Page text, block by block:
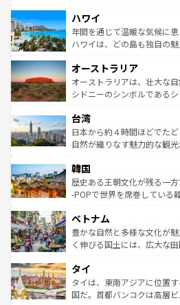
ば市内交通費無料で観光を楽しむ
着のスイス情報はコンテンツ
のような巨大都市は、観光、
ンメントが詰まった刺激的
西部には大自然が広がり、
部のニューオーリンズでは、
文化が魅力。旅行者はアメ
しみながら、その多様性と
ならではの贅沢な旅のスタイルだ。 なお、新着
情報はコンテンツ一覧を参
ハワイ
年間を通じて温暖な気候に
ハワイは、どの島も独自の
ワイ島は見逃せない。また、
島だが、静かな自然を求め
おすすめ。エメラルドグリ
れるおもてなしの心で訪れ
人々、おいしいローカルフ
ク、伝統的なフラダンスな
ワイを、存分に味わってほしい。 なお、新着のハワ
はコンテンツ一覧を参照し
オーストラリア
オーストラリアは、壮大な
シドニーのシンボルである
リアリーフや大陸中央部にそ
ク）、タスマニアの美しい
ど、見どころがたくさん。
いる。アクティビティも充実
ビング、ハイキングなど、
い。オーストラリアの多彩
参照してほしい。
台湾
日本から約４時間ほどでた
自然が織りなす魅力的な観
ン）、静ひつな山岳地帯であ
と山間の静けさが共存して
驚きをもたらしてくれる。
容にもいいと評判のスイーツ
が味わえる。 なお、新
照してほしい。
韓国
歴史ある王朝文化が残る一
-POPで世界を席巻している
き、地方に足を延ばせば四季
できる。そして、キムチや
まで、さまざまな韓国料理
リティに包まれながら、韓
わってみてほ
覧を参照してほしい。
ベトナム
豊かな自然と多様な文化が
く伸びる国土には、広大な
急速な発展と共に伝統が息
ーチミン市のフランス統治
醸し出している。また、バ
タイ
タイは、東南アジアに位置
国だ。首都バンコクは高層